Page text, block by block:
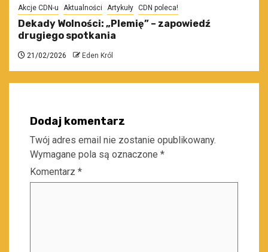
Akcje CDN-u Aktualności Artykuły CDN poleca!
Dekady Wolności: „Plemię” – zapowiedź
drugiego spotkania
21/02/2026 Eden Król
Dodaj komentarz
Twój adres email nie zostanie opublikowany.
Wymagane pola są oznaczone *
Komentarz *